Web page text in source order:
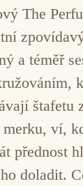
The
a téměř
štafetu
merku, ví,
přednost
doladit.